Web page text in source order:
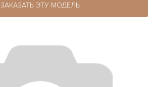
ЗАКАЗАТЬ ЭТУ МОДЕЛЬ